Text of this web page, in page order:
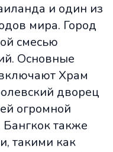
и один из
мира. Город
смесью
Основные
Храм
дворец
огромной
также
такими как